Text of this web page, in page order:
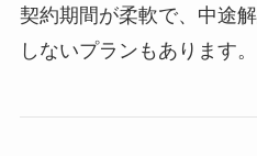
契約期間が柔軟で、中途
しないプランもあります。